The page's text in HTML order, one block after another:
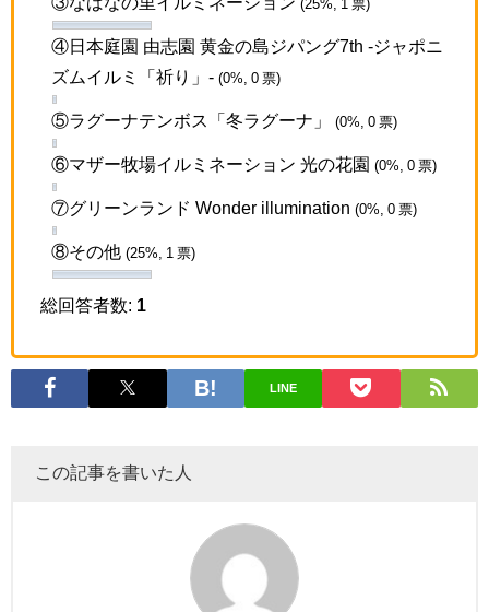
(25%, 1 票)
④日本庭園 由志園 黄金の島ジパング7th -ジャポニ
ズムイルミ「祈り」- (0%, 0 票)
⑤ラグーナテンボス「冬ラグーナ」 (0%, 0 票)
⑥マザー牧場イルミネーション 光の花園 (0%, 0 票)
⑦グリーンランド Wonder illumination (0%, 0 票)
⑧その他 (25%, 1 票)
総回答者数: 1
LINE
この記事を書いた人